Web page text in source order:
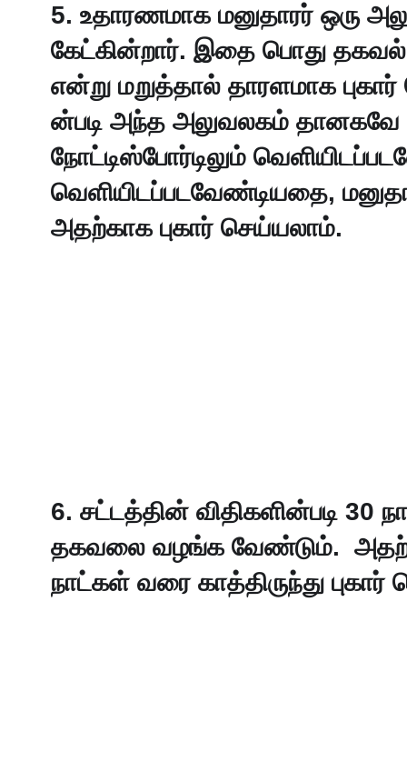
5. உதாரணமாக மனுதாரர் ஒரு
கேட்கின்றார். இதை பொது
என்று மறுத்தால் தாரளமாக
ன்படி அந்த அலுவலகம்
நோட்டிஸ்போர்டிலும்
வெளியிடப்படவேண்டியதை,
அதற்காக புகார் செய்யலாம்.
6. சட்டத்தின் விதிகளின்படி
தகவலை வழங்க வேண்டும்.
நாட்கள் வரை காத்திருந்து